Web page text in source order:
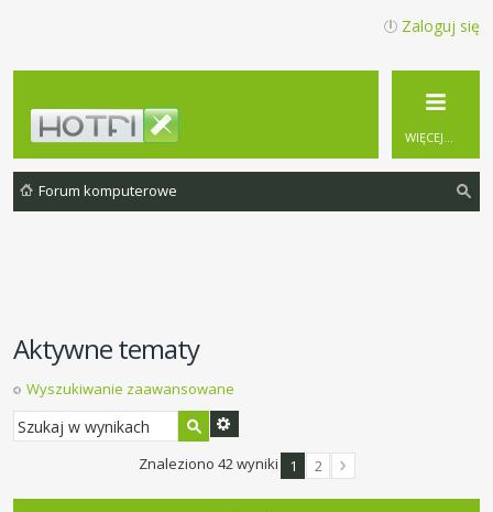
Zaloguj się
WIĘCEJ…
Forum komputerowe
Aktywne tematy
Wyszukiwanie zaawansowane
Znaleziono 42 wyniki 1 2